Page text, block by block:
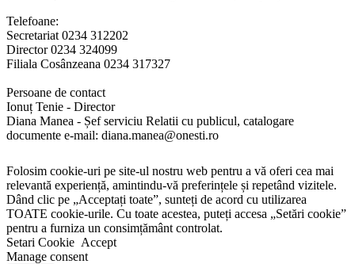
Telefoane:
Secretariat 0234 312202
Director 0234 324099
Filiala Cosânzeana 0234 317327
Persoane de contact
Ionuț Tenie - Director
Diana Manea - Șef serviciu Relatii cu publicul, catalogare
documente e-mail: diana.manea@onesti.ro
Folosim cookie-uri pe site-ul nostru web pentru a vă oferi cea mai
relevantă experiență, amintindu-vă preferințele și repetând vizitele.
Dând clic pe „Acceptați toate”, sunteți de acord cu utilizarea
TOATE cookie-urile. Cu toate acestea, puteți accesa „Setări cookie”
pentru a furniza un consimțământ controlat.
Setari Cookie Accept
Manage consent